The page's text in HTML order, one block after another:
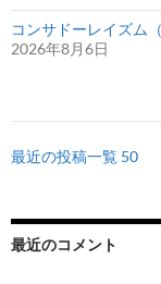
コンサドーレイズム
2026年8月6日
最近の投稿一覧 50
最近のコメント